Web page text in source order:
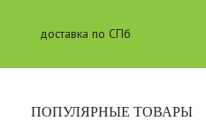
доставка по СПб
ПОПУЛЯРНЫЕ ТОВАРЫ